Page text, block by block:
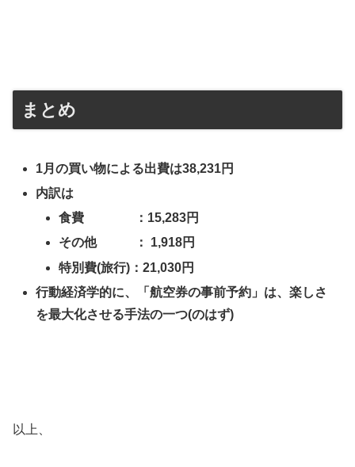
まとめ
1月の買い物による出費は38,231円
内訳は
食費 ： 15,283円
その他 ： 1,918円
特別費(旅行)：21,030円
行動経済学的に、「航空券の事前予約」は、楽しさ
を最大化させる手法の一つ(のはず)
以上、